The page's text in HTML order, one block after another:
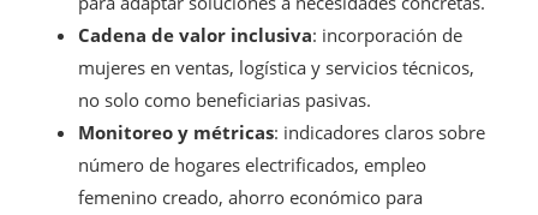
Cadena de valor inclusiva: incorporación de
mujeres en ventas, logística y servicios técnicos,
no solo como beneficiarias pasivas.
Monitoreo y métricas: indicadores claros sobre
número de hogares electrificados, empleo
femenino creado, ahorro económico para